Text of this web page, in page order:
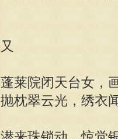
又
蓬莱院闭天台女，
抛枕翠云光，绣衣